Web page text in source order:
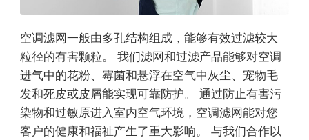
空调滤网一般由多孔结构组成，能够有效过滤较大
粒径的有害颗粒。 我们滤网和过滤产品能够对空调
进气中的花粉、霉菌和悬浮在空气中灰尘、宠物毛
发和死皮或皮屑能实现可靠防护。 通过防止有害污
染物和过敏原进入室内空气环境，空调滤网能对您
客户的健康和福祉产生了重大影响。 与我们合作以